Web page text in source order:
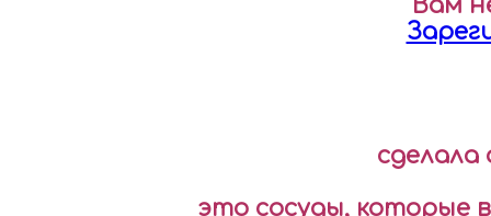
Вам
сделалa
это сосуды, которые